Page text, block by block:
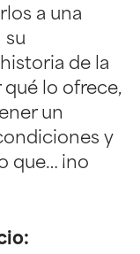
a una
su
de la
qué lo ofrece,
un
y
que… ¡no